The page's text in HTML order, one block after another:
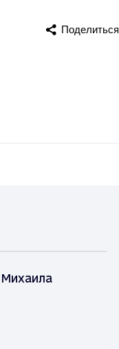
Поделиться
Михаила